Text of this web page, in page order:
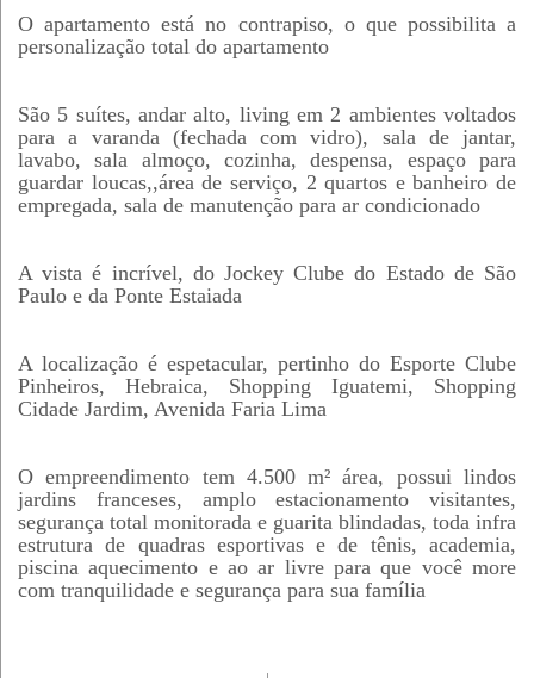
O apartamento está no contrapiso, o que possibilita a
personalização total do apartamento
São 5 suítes, andar alto, living em 2 ambientes voltados
para a varanda (fechada com vidro), sala de jantar,
lavabo, sala almoço, cozinha, despensa, espaço para
guardar loucas,,área de serviço, 2 quartos e banheiro de
empregada, sala de manutenção para ar condicionado
A vista é incrível, do Jockey Clube do Estado de São
Paulo e da Ponte Estaiada
A localização é espetacular, pertinho do Esporte Clube
Pinheiros, Hebraica, Shopping Iguatemi, Shopping
Cidade Jardim, Avenida Faria Lima
O empreendimento tem 4.500 m² área, possui lindos
jardins franceses, amplo estacionamento visitantes,
segurança total monitorada e guarita blindadas, toda infra
estrutura de quadras esportivas e de tênis, academia,
piscina aquecimento e ao ar livre para que você more
com tranquilidade e segurança para sua família